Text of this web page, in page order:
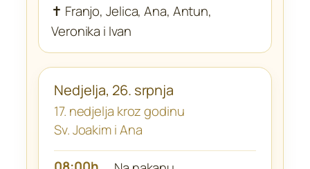
✝ Franjo, Jelica, Ana, Antun,
Veronika i Ivan
Nedjelja, 26. srpnja
17. nedjelja kroz godinu
Sv. Joakim i Ana